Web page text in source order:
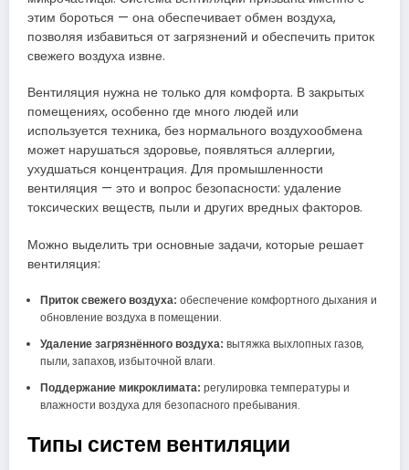
этим бороться — она обеспечивает обмен воздуха,
позволяя избавиться от загрязнений и обеспечить приток
свежего воздуха извне.
Вентиляция нужна не только для комфорта. В закрытых
помещениях, особенно где много людей или
используется техника, без нормального воздухообмена
может нарушаться здоровье, появляться аллергии,
ухудшаться концентрация. Для промышленности
вентиляция — это и вопрос безопасности: удаление
токсических веществ, пыли и других вредных факторов.
Можно выделить три основные задачи, которые решает
вентиляция:
Приток свежего воздуха: обеспечение комфортного дыхания и
обновление воздуха в помещении.
Удаление загрязнённого воздуха: вытяжка выхлопных газов,
пыли, запахов, избыточной влаги.
Поддержание микроклимата: регулировка температуры и
влажности воздуха для безопасного пребывания.
Типы систем вентиляции